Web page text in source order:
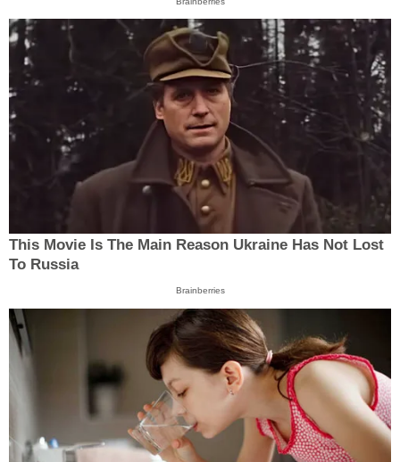
This Movie Is The Main Reason Ukraine Has Not Lost
To Russia
Brainberries